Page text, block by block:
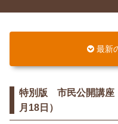
最新
特別版 市民公開講座
月18日）